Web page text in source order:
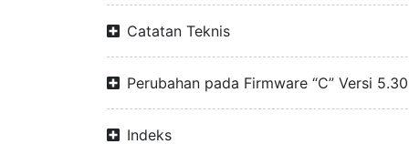
Catatan Teknis
Perubahan pada Firmware “C” Versi 5.30
Indeks